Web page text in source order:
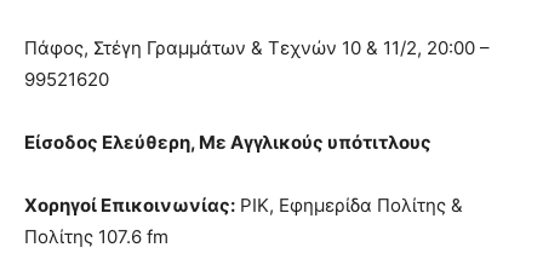
Πάφος, Στέγη Γραμμάτων & Τεχνών 10 & 11/2, 20:00 –
99521620
Είσοδος Ελεύθερη, Με Αγγλικούς υπότιτλους
Χορηγοί Επικοινωνίας: ΡΙΚ, Εφημερίδα Πολίτης &
Πολίτης 107.6 fm